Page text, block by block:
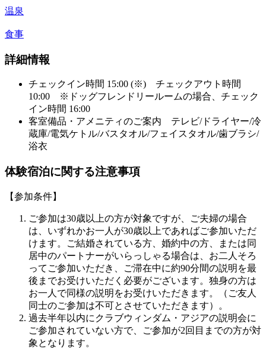
温泉
食事
詳細情報
チェックイン時間 15:00 (※) チェックアウト時間
10:00 ※ドッグフレンドリールームの場合、チェック
イン時間 16:00
客室備品・アメニティのご案内 テレビ/ドライヤー/冷
蔵庫/電気ケトル/バスタオル/フェイスタオル/歯ブラシ/
浴衣
体験宿泊に関する注意事項
【参加条件】
ご参加は30歳以上の方が対象ですが、ご夫婦の場合
は、いずれかお一人が30歳以上であればご参加いただ
けます。ご結婚されている方、婚約中の方、または同
居中のパートナーがいらっしゃる場合は、お二人そろ
ってご参加いただき、ご滞在中に約90分間の説明を最
後までお受けいただく必要がございます。独身の方は
お一人で同様の説明をお受けいただきます。（ご友人
同士のご参加は不可とさせていただきます）。
過去半年以内にクラブウィンダム・アジアの説明会に
ご参加されていない方で、ご参加が2回目までの方が対
象となります。